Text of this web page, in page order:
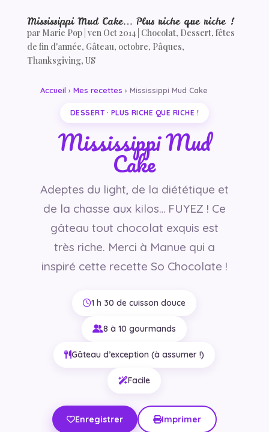
Mississippi Mud Cake… Plus riche que riche !
par Marie Pop| ven Oct 2014| Chocolat, Dessert, fêtes
de fin d'année, Gâteau, octobre, Pâques,
Thanksgiving, US
Accueil › Mes recettes › Mississippi Mud Cake
DESSERT · PLUS RICHE QUE RICHE !
Mississippi Mud
Cake
Adeptes du light, de la diététique et
de la chasse aux kilos… FUYEZ ! Ce
gâteau tout chocolat exquis est
très riche. Merci à Manue qui a
inspiré cette recette So Chocolate !
1 h 30 de cuisson douce
8 à 10 gourmands
Gâteau d’exception (à assumer !)
Facile
Enregistrer Imprimer